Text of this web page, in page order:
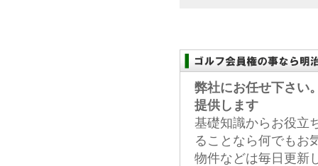
弊社にお任せ下さい
提供します
基礎知識からお役立
ることなら何でもお
物件などは毎日更新